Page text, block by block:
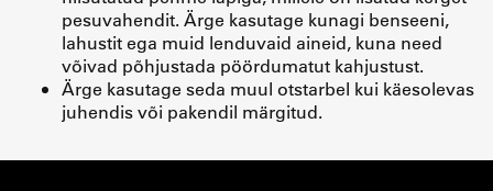
pesuvahendit. Ärge kasutage kunagi benseeni,
lahustit ega muid lenduvaid aineid, kuna need
võivad põhjustada pöördumatut kahjustust.
Ärge kasutage seda muul otstarbel kui käesolevas
juhendis või pakendil märgitud.